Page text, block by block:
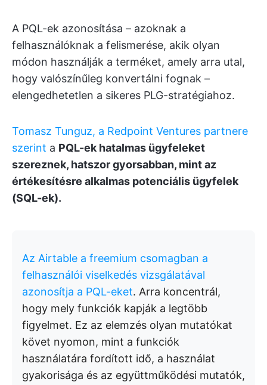
A PQL-ek azonosítása – azoknak a
felhasználóknak a felismerése, akik olyan
módon használják a terméket, amely arra utal,
hogy valószínűleg konvertálni fognak –
elengedhetetlen a sikeres PLG-stratégiahoz.
Tomasz Tunguz, a Redpoint Ventures partnere
szerint a PQL-ek hatalmas ügyfeleket
szereznek, hatszor gyorsabban, mint az
értékesítésre alkalmas potenciális ügyfelek
(SQL-ek).
Az Airtable a freemium csomagban a
felhasználói viselkedés vizsgálatával
azonosítja a PQL-eket. Arra koncentrál,
hogy mely funkciók kapják a legtöbb
figyelmet. Ez az elemzés olyan mutatókat
követ nyomon, mint a funkciók
használatára fordított idő, a használat
gyakorisága és az együttműködési mutatók,